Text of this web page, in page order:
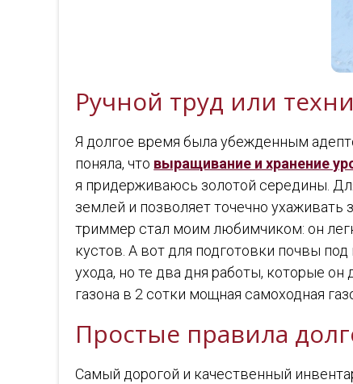
Ручной труд или
Я долгое время была убежденным
поняла, что выращивание и хранение
я придерживаюсь золотой середины.
землей и позволяет точечно
триммер стал моим любимчиком: он
кустов. А вот для подготовки почвы
ухода, но те два дня работы, которые
газона в 2 сотки мощная самоходная
Простые правила
Самый дорогой и качественный